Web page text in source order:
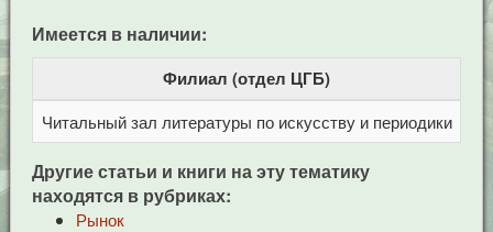
Имеется в наличии:
Филиал (отдел ЦГБ)
Читальный зал литературы по искусству и периодики
Другие статьи и книги на эту тематику
находятся в рубриках:
Рынок